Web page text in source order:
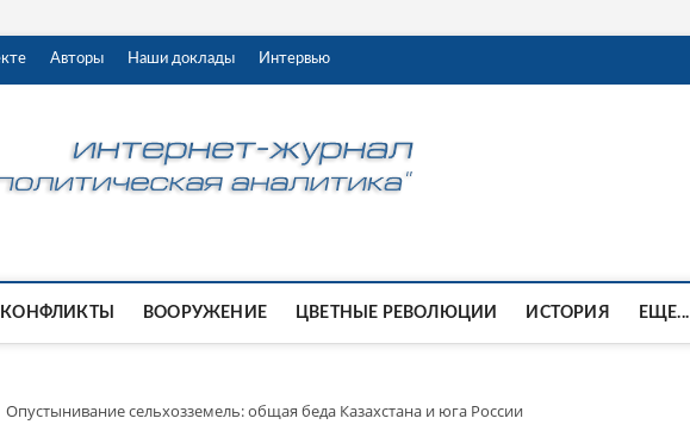
Авторы Наши доклады Интервью
КОНФЛИКТЫ ВООРУЖЕНИЕ ЦВЕТНЫЕ РЕВОЛЮЦИИ ИСТОРИЯ ЕЩЕ...
Опустынивание сельхозземель: общая беда Казахстана и юга России